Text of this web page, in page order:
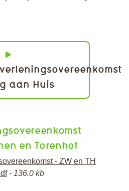
aan Huis
en Torenhof
- ZW en TH
136.0 kb